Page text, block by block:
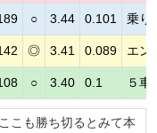
○ 3.44 0.101 乗り
◎ 3.41 0.089 エン
○ 3.40 0.1 ５車
こも勝ち切るとみて本